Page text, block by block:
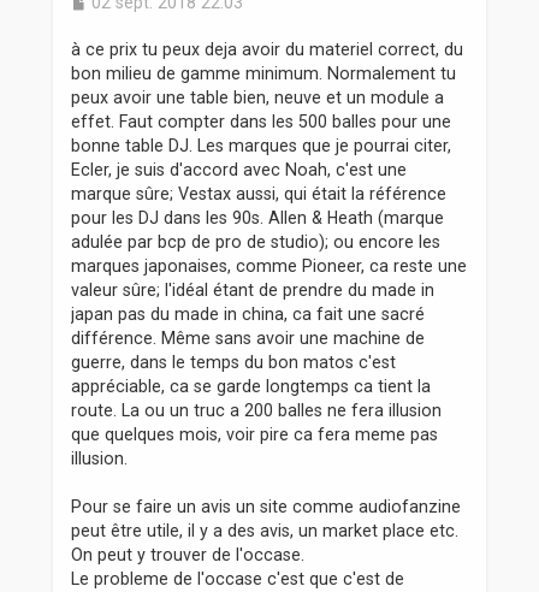
s
a
g
e
à ce prix tu peux deja avoir du materiel correct, du
bon milieu de gamme minimum. Normalement tu
peux avoir une table bien, neuve et un module a
effet. Faut compter dans les 500 balles pour une
bonne table DJ. Les marques que je pourrai citer,
Ecler, je suis d'accord avec Noah, c'est une
marque sûre; Vestax aussi, qui était la référence
pour les DJ dans les 90s. Allen & Heath (marque
adulée par bcp de pro de studio); ou encore les
marques japonaises, comme Pioneer, ca reste une
valeur sûre; l'idéal étant de prendre du made in
japan pas du made in china, ca fait une sacré
différence. Même sans avoir une machine de
guerre, dans le temps du bon matos c'est
appréciable, ca se garde longtemps ca tient la
route. La ou un truc a 200 balles ne fera illusion
que quelques mois, voir pire ca fera meme pas
illusion.
Pour se faire un avis un site comme audiofanzine
peut être utile, il y a des avis, un market place etc.
On peut y trouver de l'occase.
Le probleme de l'occase c'est que c'est de